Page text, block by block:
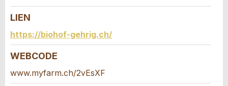
Annonce incomplète
Demande de réservation
Composez un message à la personne de
contact pour cette annonce .
LIEN
https://biohof-gehrig.ch/
WEBCODE
www.myfarm.ch/2vEsXF